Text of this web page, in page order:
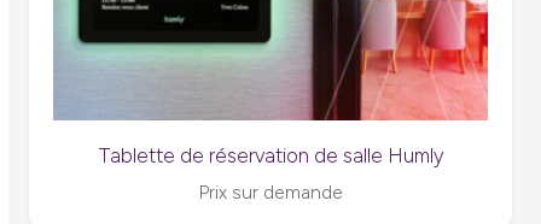
Tablette de réservation de salle Humly
Prix sur demande